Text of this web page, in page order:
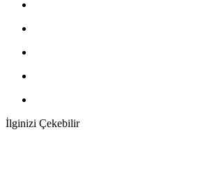
İlginizi Çekebilir